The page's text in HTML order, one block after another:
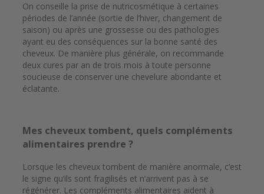
On conseille la prise de nutricosmétique à certaines
périodes de l’année (sortie de l’hiver, changement de
saison) ou après une grossesse ou des pathologies
ayant eu des conséquences sur la bonne santé des
cheveux. De manière plus générale, on recommande
deux cures par an de trois mois à toute personne
soucieuse de conserver une chevelure abondante et
éclatante.
Mes cheveux tombent, quels compléments
alimentaires prendre ?
Lorsque les cheveux tombent de manière anormale, c’est
le signe qu’ils sont fragilisés et n’arrivent pas à se
régénérer. Les compléments alimentaires aident à